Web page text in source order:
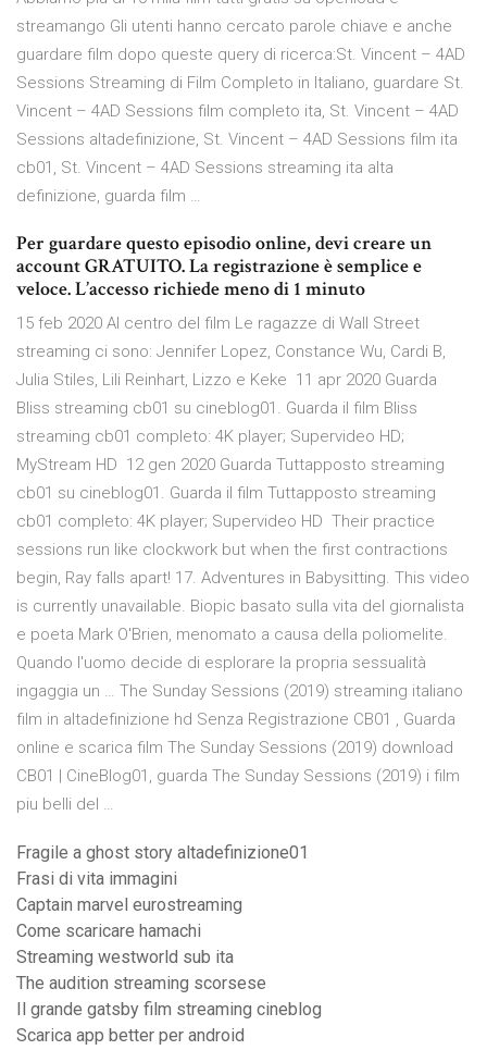
streamango Gli utenti hanno cercato parole chiave e anche
guardare film dopo queste query di ricerca:St. Vincent – 4AD
Sessions Streaming di Film Completo in Italiano, guardare St.
Vincent – 4AD Sessions film completo ita, St. Vincent – 4AD
Sessions altadefinizione, St. Vincent – 4AD Sessions film ita
cb01, St. Vincent – 4AD Sessions streaming ita alta
definizione, guarda film …
Per guardare questo episodio online, devi creare un
account GRATUITO. La registrazione è semplice e
veloce. L’accesso richiede meno di 1 minuto
15 feb 2020 Al centro del film Le ragazze di Wall Street
streaming ci sono: Jennifer Lopez, Constance Wu, Cardi B,
Julia Stiles, Lili Reinhart, Lizzo e Keke 11 apr 2020 Guarda
Bliss streaming cb01 su cineblog01. Guarda il film Bliss
streaming cb01 completo: 4K player; Supervideo HD;
MyStream HD 12 gen 2020 Guarda Tuttapposto streaming
cb01 su cineblog01. Guarda il film Tuttapposto streaming
cb01 completo: 4K player; Supervideo HD Their practice
sessions run like clockwork but when the first contractions
begin, Ray falls apart! 17. Adventures in Babysitting. This video
is currently unavailable. Biopic basato sulla vita del giornalista
e poeta Mark O'Brien, menomato a causa della poliomelite.
Quando l'uomo decide di esplorare la propria sessualità
ingaggia un … The Sunday Sessions (2019) streaming italiano
film in altadefinizione hd Senza Registrazione CB01 , Guarda
online e scarica film The Sunday Sessions (2019) download
CB01 | CineBlog01, guarda The Sunday Sessions (2019) i film
piu belli del …
Fragile a ghost story altadefinizione01
Frasi di vita immagini
Captain marvel eurostreaming
Come scaricare hamachi
Streaming westworld sub ita
The audition streaming scorsese
Il grande gatsby film streaming cineblog
Scarica app better per android